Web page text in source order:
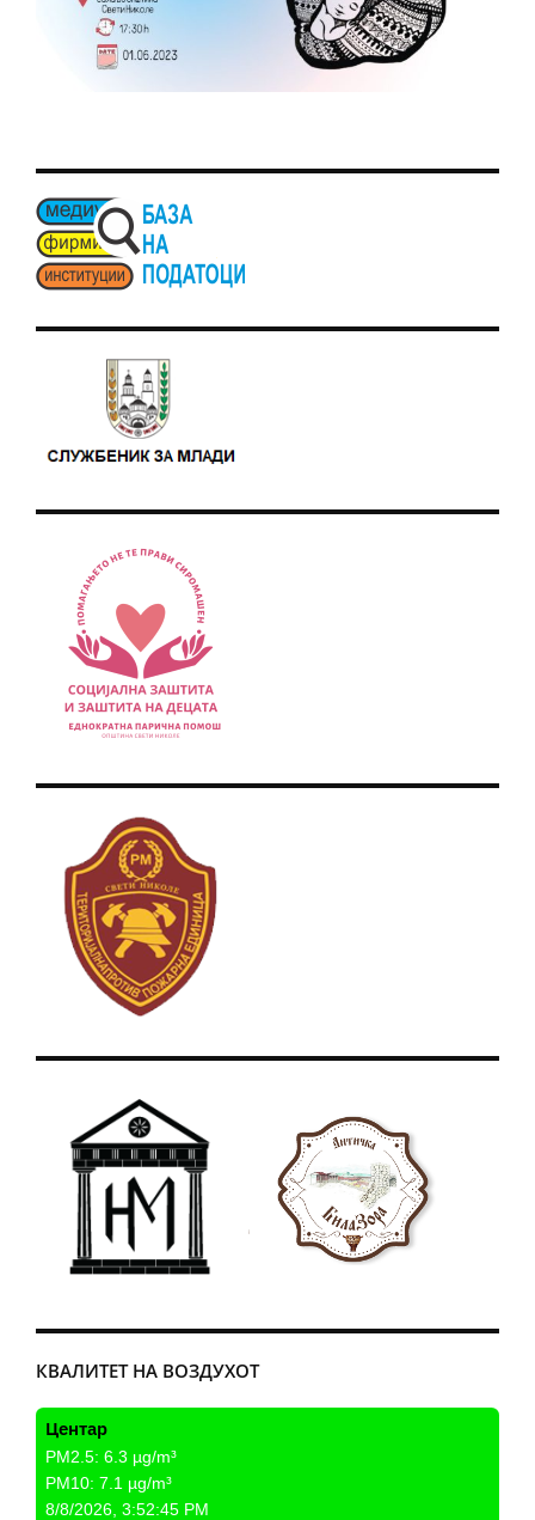
КВАЛИТЕТ НА ВОЗДУХОТ
Центар
PM2.5: 6.3 µg/m³
PM10: 7.1 µg/m³
8/8/2026, 3:52:45 PM